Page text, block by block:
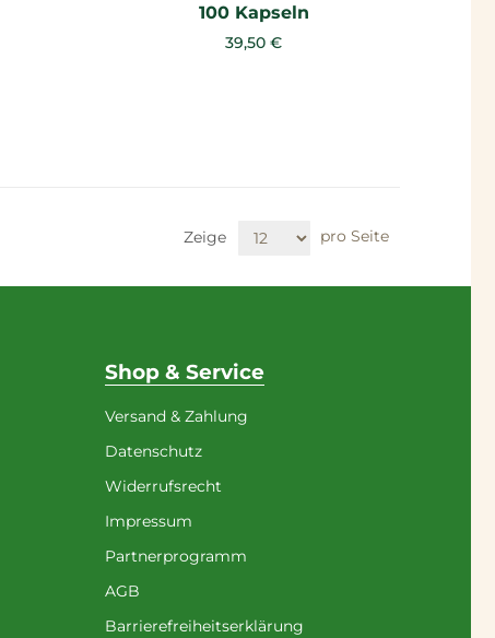
100 Kapseln
39,50 €
Zeige pro Seite
Shop & Service
Versand & Zahlung
Datenschutz
Widerrufsrecht
Impressum
Partnerprogramm
AGB
Barrierefreiheitserklärung